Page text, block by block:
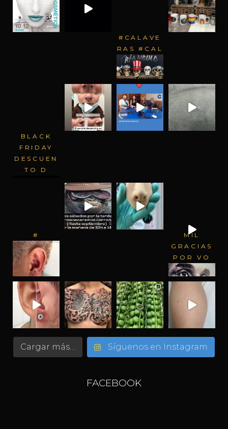
#CALAVE
RAS #CAL
BLACK
FRIDAY
DESCUEN
TO D
#
MIL
GRACIAS
POR VO
Cargar más… Síguenos en Instagram
FACEBOOK